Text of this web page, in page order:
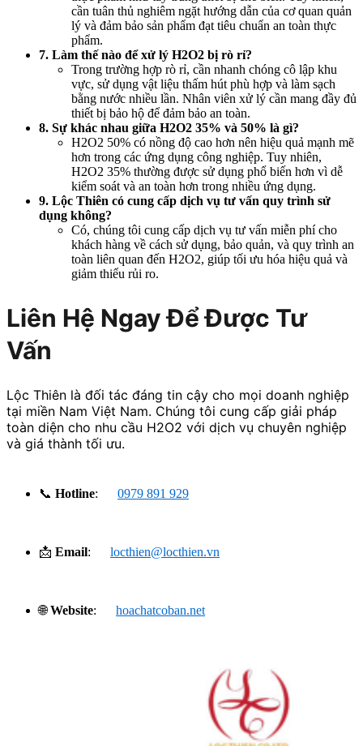
cần tuân thủ nghiêm ngặt hướng dẫn của cơ quan quản
lý và đảm bảo sản phẩm đạt tiêu chuẩn an toàn thực
phẩm.
7. Làm thế nào để xử lý H2O2 bị rò rỉ?
Trong trường hợp rò rỉ, cần nhanh chóng cô lập khu
vực, sử dụng vật liệu thấm hút phù hợp và làm sạch
bằng nước nhiều lần. Nhân viên xử lý cần mang đầy đủ
thiết bị bảo hộ để đảm bảo an toàn.
8. Sự khác nhau giữa H2O2 35% và 50% là gì?
H2O2 50% có nồng độ cao hơn nên hiệu quả mạnh mẽ
hơn trong các ứng dụng công nghiệp. Tuy nhiên,
H2O2 35% thường được sử dụng phổ biến hơn vì dễ
kiểm soát và an toàn hơn trong nhiều ứng dụng.
9. Lộc Thiên có cung cấp dịch vụ tư vấn quy trình sử
dụng không?
Có, chúng tôi cung cấp dịch vụ tư vấn miễn phí cho
khách hàng về cách sử dụng, bảo quản, và quy trình an
toàn liên quan đến H2O2, giúp tối ưu hóa hiệu quả và
giảm thiểu rủi ro.
Liên Hệ Ngay Để Được Tư
Vấn
Lộc Thiên là đối tác đáng tin cậy cho mọi doanh nghiệp
tại miền Nam Việt Nam. Chúng tôi cung cấp giải pháp
toàn diện cho nhu cầu H2O2 với dịch vụ chuyên nghiệp
và giá thành tối ưu.
📞 Hotline: 0979 891 929
📩 Email: locthien@locthien.vn
🌐Website: hoachatcoban.net